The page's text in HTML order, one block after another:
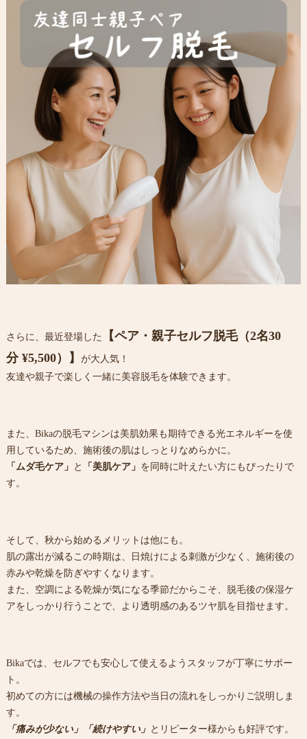
さらに、最近登場した
【ペア・親子セルフ脱毛（2名30
分 ¥5,500）】
が大人気！
友達や親子で楽しく一緒に美容脱毛を体験できます。
また、Bikaの脱毛マシンは美肌効果も期待できる光エネルギーを使
用しているため、施術後の肌はしっとりなめらかに。
「ムダ毛ケア」 と 「美肌ケア」 を同時に叶えたい方にもぴったりで
す。
そして、秋から始めるメリットは他にも。
肌の露出が減るこの時期は、日焼けによる刺激が少なく、施術後の
赤みや乾燥を防ぎやすくなります。
また、空調による乾燥が気になる季節だからこそ、脱毛後の保湿ケ
アをしっかり行うことで、より透明感のあるツヤ肌を目指せます。
Bikaでは、セルフでも安心して使えるようスタッフが丁寧にサポー
ト。
初めての方には機械の操作方法や当日の流れをしっかりご説明しま
す。
「痛みが少ない」「続けやすい」 とリピーター様からも好評です。